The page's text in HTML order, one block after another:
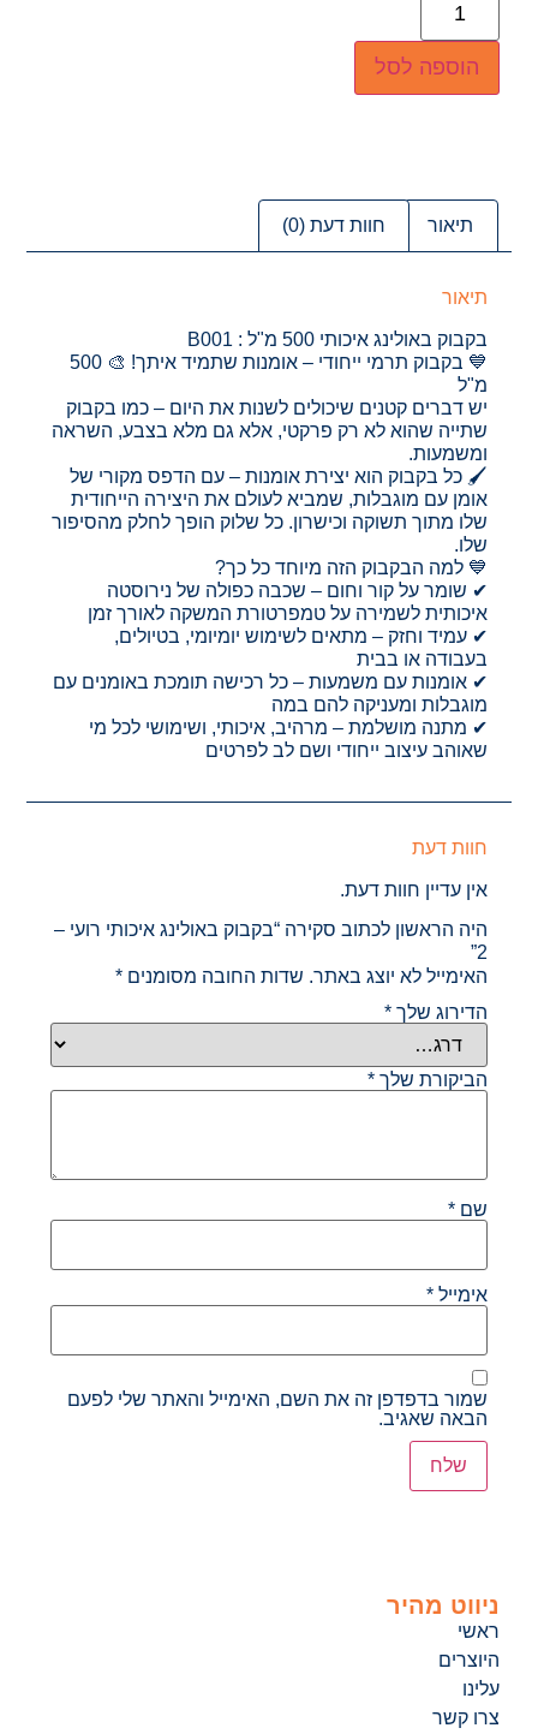
הוספה לסל
תיאור חוות דעת (0)
תיאור
בקבוק באולינג איכותי 500 מ"ל : B001
💙 בקבוק תרמי ייחודי – אומנות שתמיד איתך! 🎨 500
מ"ל
יש דברים קטנים שיכולים לשנות את היום – כמו בקבוק
שתייה שהוא לא רק פרקטי, אלא גם מלא בצבע, השראה
ומשמעות.
🖌️ כל בקבוק הוא יצירת אומנות – עם הדפס מקורי של
אומן עם מוגבלות, שמביא לעולם את היצירה הייחודית
שלו מתוך תשוקה וכישרון. כל שלוק הופך לחלק מהסיפור
שלו.
💙 למה הבקבוק הזה מיוחד כל כך?
✔ שומר על קור וחום – שכבה כפולה של נירוסטה
איכותית לשמירה על טמפרטורת המשקה לאורך זמן
✔ עמיד וחזק – מתאים לשימוש יומיומי, בטיולים,
בעבודה או בבית
✔ אומנות עם משמעות – כל רכישה תומכת באומנים עם
מוגבלות ומעניקה להם במה
✔ מתנה מושלמת – מרהיב, איכותי, ושימושי לכל מי
שאוהב עיצוב ייחודי ושם לב לפרטים
חוות דעת
אין עדיין חוות דעת.
היה הראשון לכתוב סקירה “בקבוק באולינג איכותי רועי –
2”
האימייל לא יוצג באתר. שדות החובה מסומנים*
הדירוג שלך*
הביקורת שלך*
שם*
אימייל*
שמור בדפדפן זה את השם, האימייל והאתר שלי לפעם
הבאה שאגיב.
ניווט מהיר
ראשי
היוצרים
עלינו
צרו קשר